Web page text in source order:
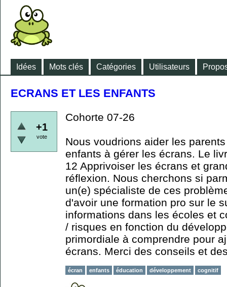
Idées Mots clés Catégories Utilisateurs
ECRANS ET LES ENFANTS
+1
vote
Cohorte 07-26
Nous voudrions aider les
enfants à gérer les écrans. Le
12 Apprivoiser les écrans et
réflexion. Nous cherchons si
un(e) spécialiste de ces
d'avoir une formation pro sur le
informations dans les écoles et
/ risques en fonction du
primordiale à comprendre pour
écrans. Merci des conseils et
écran enfants éducation développement cognitif